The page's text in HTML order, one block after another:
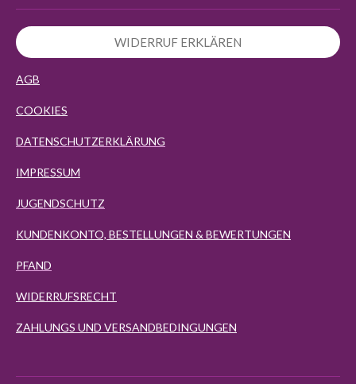
WIDERRUF ERKLÄREN
AGB
COOKIES
DATENSCHUTZERKLÄRUNG
IMPRESSUM
JUGENDSCHUTZ
KUNDENKONTO, BESTELLUNGEN & BEWERTUNGEN
PFAND
WIDERRUFSRECHT
ZAHLUNGS UND VERSANDBEDINGUNGEN